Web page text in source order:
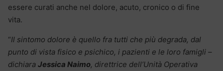
essere curati anche nel dolore, acuto, cronico o di fine
vita.
“Il sintomo dolore è quello fra tutti che più degrada, dal
punto di vista fisico e psichico, i pazienti e le loro famigli –
dichiara Jessica Naimo, direttrice dell’Unità Operativa